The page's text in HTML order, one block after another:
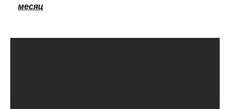
месяц